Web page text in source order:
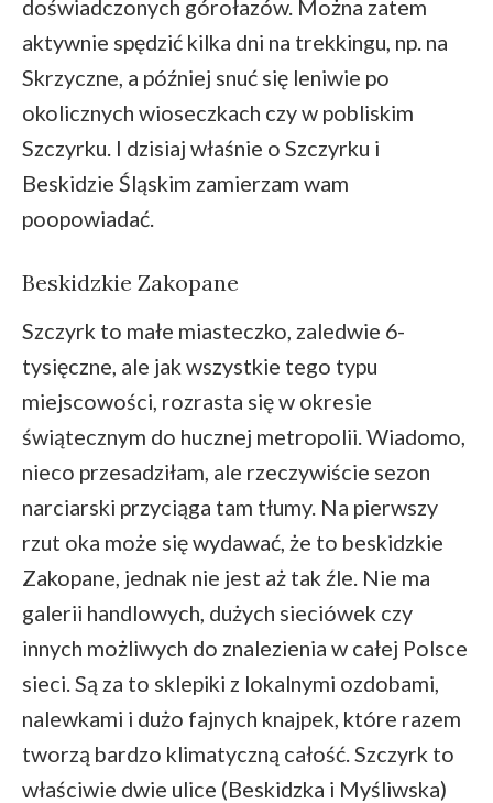
doświadczonych górołazów. Można zatem
aktywnie spędzić kilka dni na trekkingu, np. na
Skrzyczne, a później snuć się leniwie po
okolicznych wioseczkach czy w pobliskim
Szczyrku. I dzisiaj właśnie o Szczyrku i
Beskidzie Śląskim zamierzam wam
poopowiadać.
Beskidzkie Zakopane
Szczyrk to małe miasteczko, zaledwie 6-
tysięczne, ale jak wszystkie tego typu
miejscowości, rozrasta się w okresie
świątecznym do hucznej metropolii. Wiadomo,
nieco przesadziłam, ale rzeczywiście sezon
narciarski przyciąga tam tłumy. Na pierwszy
rzut oka może się wydawać, że to beskidzkie
Zakopane, jednak nie jest aż tak źle. Nie ma
galerii handlowych, dużych sieciówek czy
innych możliwych do znalezienia w całej Polsce
sieci. Są za to sklepiki z lokalnymi ozdobami,
nalewkami i dużo fajnych knajpek, które razem
tworzą bardzo klimatyczną całość. Szczyrk to
właściwie dwie ulice (Beskidzka i Myśliwska)